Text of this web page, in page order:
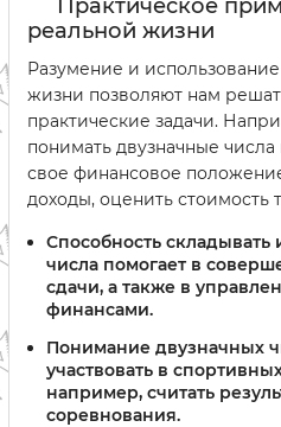
Практическое
реальной жизни
Разумение и
жизни позволяют нам
практические задачи.
понимать двузначные
свое финансовое
доходы, оценить стоимость
Способность
числа помогает в
сдачи, а также в
финансами.
Понимание двузначных
участвовать в
например, считать
соревнования.